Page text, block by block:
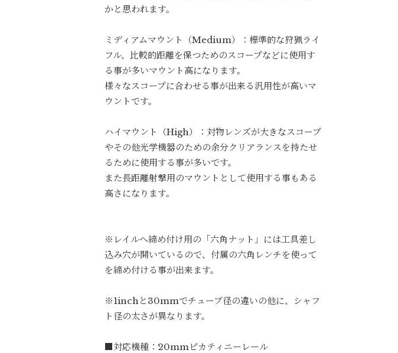
かと思われます。
ミディアムマウント（Medium）：標準的な狩猟ライ
フル、比較的距離を保つためのスコープなどに使用す
る事が多いマウント高になります。
様々なスコープに合わせる事が出来る汎用性が高いマ
ウントです。
ハイマウント（High）：対物レンズが大きなスコープ
やその他光学機器のための余分クリアランスを持たせ
るために使用する事が多いです。
また長距離射撃用のマウントとして使用する事もある
高さになります。
※レイルへ締め付け用の「六角ナット」には工具差し
込み穴が開いているので、付属の六角レンチを使って
を締め付ける事が出来ます。
※1inchと30mmでチューブ径の違いの他に、シャフ
ト径の太さが異なります。
■対応機種：20mmピカティニーレール